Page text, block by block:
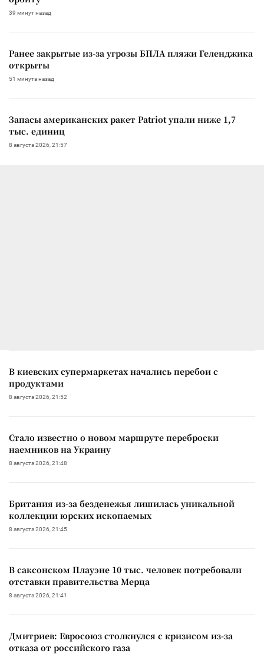
39 минут назад
Ранее закрытые из-за угрозы БПЛА пляжи Геленджика
открыты
51 минута назад
Запасы американских ракет Patriot упали ниже 1,7
тыс. единиц
8 августа 2026, 21:57
В киевских супермаркетах начались перебои с
продуктами
8 августа 2026, 21:52
Стало известно о новом маршруте переброски
наемников на Украину
8 августа 2026, 21:48
Британия из-за безденежья лишилась уникальной
коллекции юрских ископаемых
8 августа 2026, 21:45
В саксонском Плауэне 10 тыс. человек потребовали
отставки правительства Мерца
8 августа 2026, 21:41
Дмитриев: Евросоюз столкнулся с кризисом из-за
отказа от российского газа